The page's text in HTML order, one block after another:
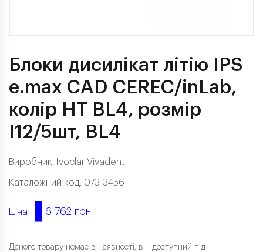
Блоки дисилікат літію IPS
e.max CAD CEREC/inLab,
колір HT BL4, розмір
I12/5шт, BL4
Виробник: Ivoclar Vivadent
Каталожний код: 073-3456
Ціна 6 762 грн
Даного товару немає в наявності, він доступний під